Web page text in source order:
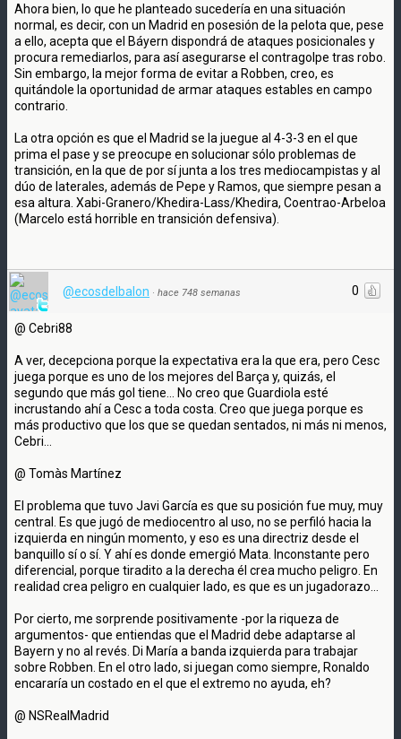
Ahora bien, lo que he planteado sucedería en una situación
normal, es decir, con un Madrid en posesión de la pelota que, pese
a ello, acepta que el Báyern dispondrá de ataques posicionales y
procura remediarlos, para así asegurarse el contragolpe tras robo.
Sin embargo, la mejor forma de evitar a Robben, creo, es
quitándole la oportunidad de armar ataques estables en campo
contrario.
La otra opción es que el Madrid se la juegue al 4-3-3 en el que
prima el pase y se preocupe en solucionar sólo problemas de
transición, en la que de por sí junta a los tres mediocampistas y al
dúo de laterales, además de Pepe y Ramos, que siempre pesan a
esa altura. Xabi-Granero/Khedira-Lass/Khedira, Coentrao-Arbeloa
(Marcelo está horrible en transición defensiva).
0
@ecosdelbalon · hace 748 semanas
@ Cebri88
A ver, decepciona porque la expectativa era la que era, pero Cesc
juega porque es uno de los mejores del Barça y, quizás, el
segundo que más gol tiene... No creo que Guardiola esté
incrustando ahí a Cesc a toda costa. Creo que juega porque es
más productivo que los que se quedan sentados, ni más ni menos,
Cebri...
@ Tomàs Martínez
El problema que tuvo Javi García es que su posición fue muy, muy
central. Es que jugó de mediocentro al uso, no se perfiló hacia la
izquierda en ningún momento, y eso es una directriz desde el
banquillo sí o sí. Y ahí es donde emergió Mata. Inconstante pero
diferencial, porque tiradito a la derecha él crea mucho peligro. En
realidad crea peligro en cualquier lado, es que es un jugadorazo...
Por cierto, me sorprende positivamente -por la riqueza de
argumentos- que entiendas que el Madrid debe adaptarse al
Bayern y no al revés. Di María a banda izquierda para trabajar
sobre Robben. En el otro lado, si juegan como siempre, Ronaldo
encararía un costado en el que el extremo no ayuda, eh?
@ NSRealMadrid